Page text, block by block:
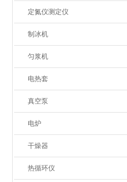
定氮仪测定仪
制冰机
匀浆机
电热套
真空泵
电炉
干燥器
热循环仪